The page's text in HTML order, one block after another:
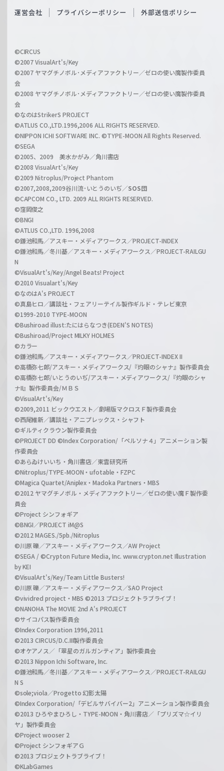
c
a
r
z
O
i
l
h
a
n
l
運営会社 プライバシーポリシー 外部送信ポリシー
©CIRCUS
©2007 VisualArt's/Key
©2007 ヤマグチノボル･メディアファクトリー／ゼロの使い魔製作委員
会
©2008 ヤマグチノボル･メディアファクトリー／ゼロの使い魔製作委員
会
©なのはStrikerS PROJECT
©ATLUS CO.,LTD.1996,2006 ALL RIGHTS RESERVED.
©NIPPON ICHI SOFTWARE INC. ©TYPE-MOON All Rights Reserved.
©SEGA
©2005、2009 美水かがみ／角川書店
©2008 VisualArt's/Key
©2009 Nitroplus/Project Phantom
©2007,2008,2009谷川流･いとうのいぢ／SOS団
©CAPCOM CO., LTD. 2009 ALL RIGHTS RESERVED.
©窪岡俊之
©BNGI
©ATLUS CO.,LTD. 1996,2008
©鎌池和馬／アスキー・メディアワークス／PROJECT-INDEX
©鎌池和馬／冬川基／アスキー・メディアワークス／PROJECT-RAILGU
N
©VisualArt's/Key/Angel Beats! Project
©2010 Visualart's/Key
©なのはA's PROJECT
©真島ヒロ／講談社・フェアリーテイル製作ギルド・テレビ東京
©1999-2010 TYPE-MOON
©Bushiroad illust:たにはらなつき(EDEN'S NOTES)
©Bushiroad/Project MILKY HOLMES
©カラー
©鎌池和馬／アスキー・メディアワークス／PROJECT-INDEX II
©高橋弥七郎/アスキー・メディアワークス/『灼眼のシャナ』製作委員会
©高橋弥七郎/いとうのいぢ/アスキー・メディアワークス/『灼眼のシャ
ナII』製作委員会/ＭＢＳ
©VisualArt's/Key
©2009,2011 ビックウエスト／劇場版マクロスＦ製作委員会
©西尾維新／講談社・アニプレックス・シャフト
©ギルティクラウン製作委員会
©PROJECT DD ©Index Corporation/「ペルソナ４」アニメーション製
作委員会
©あらゐけいいち・角川書店／東雲研究所
©Nitroplus/TYPE-MOON・ufotable・FZPC
©Magica Quartet/Aniplex・Madoka Partners・MBS
©2012 ヤマグチノボル・メディアファクトリー／ゼロの使い魔Ｆ製作委
員会
©Project シンフォギア
©BNGI／PROJECT iM@S
©2012 MAGES./5pb./Nitroplus
©川原 礫／アスキー・メディアワークス／AW Project
©SEGA / ©Crypton Future Media, Inc. www.crypton.net Illustration
by KEI
©VisualArt's/Key/Team Little Busters!
©川原 礫／アスキー・メディアワークス／SAO Project
©vividred project・MBS ©2013 プロジェクトラブライブ！
©NANOHA The MOVIE 2nd A's PROJECT
©サイコパス製作委員会
©Index Corporation 1996,2011
©2013 CIRCUS/D.C.III製作委員会
©オケアノス／「翠星のガルガンティア」製作委員会
©2013 Nippon Ichi Software, Inc.
©鎌池和馬／冬川基／アスキー・メディアワークス／PROJECT-RAILGU
N S
©sole;viola／Progetto 幻影太陽
©Index Corporation/「デビルサバイバー2」アニメーション製作委員会
©2013 ひろやまひろし・TYPE-MOON・角川書店／「プリズマ☆イリ
ヤ」製作委員会
©Project wooser 2
©Project シンフォギアＧ
©2013 プロジェクトラブライブ！
©KLabGames